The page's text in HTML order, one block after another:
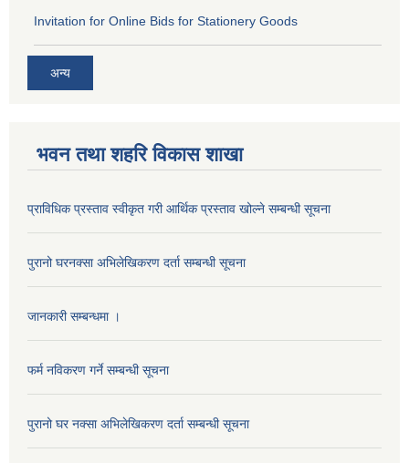
Invitation for Online Bids for Stationery Goods
अन्य
भवन तथा शहरि विकास शाखा
प्राविधिक प्रस्ताव स्वीकृत गरी आर्थिक प्रस्ताव खोल्ने सम्बन्धी सूचना
पुरानो घरनक्सा अभिलेखिकरण दर्ता सम्बन्धी सूचना
जानकारी सम्बन्धमा ।
फर्म नविकरण गर्ने सम्बन्धी सूचना
पुरानो घर नक्सा अभिलेखिकरण दर्ता सम्बन्धी सूचना